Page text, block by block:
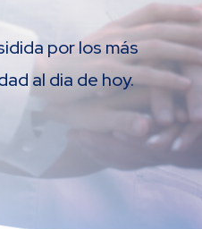
por los más
al dia de hoy.